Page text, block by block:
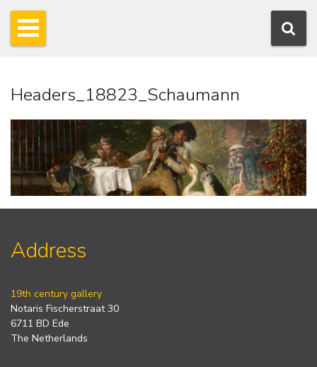
Headers_18823_Schaumann
Address
19th century gallery
Notaris Fischerstraat 30
6711 BD Ede
The Netherlands